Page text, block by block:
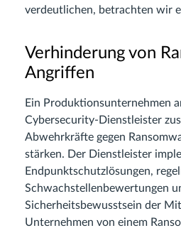
verdeutlichen, betrachten wir
Verhinderung von
Angriffen
Ein Produktionsunternehmen
Cybersecurity-Dienstleister
Abwehrkräfte gegen
stärken. Der Dienstleister
Endpunktschutzlösungen,
Schwachstellenbewertungen
Sicherheitsbewusstsein der
Unternehmen von einem